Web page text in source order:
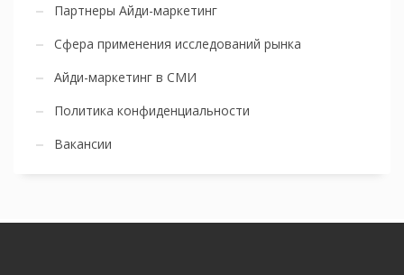
Партнеры Айди-маркетинг
Сфера применения исследований рынка
Айди-маркетинг в СМИ
Политика конфиденциальности
Вакансии